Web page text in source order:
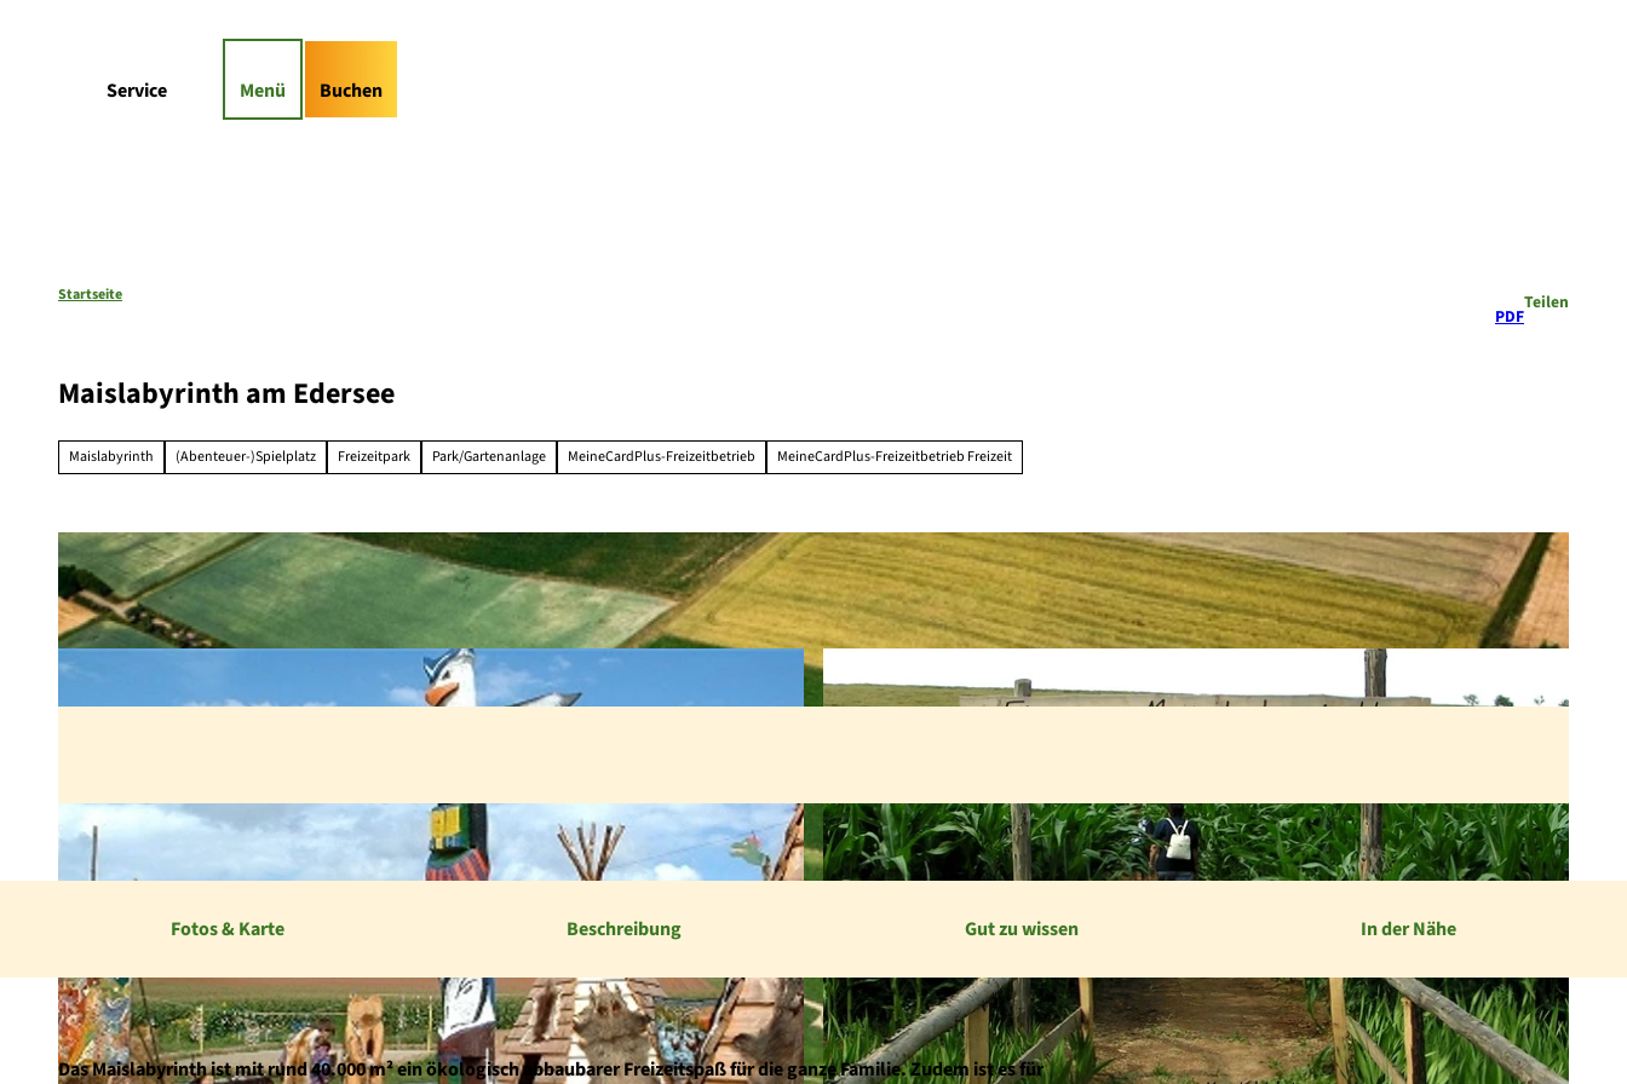
Service Menü Buchen
Startseite
PDF
Teilen
Maislabyrinth am Edersee
Maislabyrinth (Abenteuer-)Spielplatz Freizeitpark Park/Gartenanlage MeineCardPlus-Freizeitbetrieb MeineCardPlus-Freizeitbetrieb Freizeit
Fotos & Karte Beschreibung Gut zu wissen In der Nähe
Das Maislabyrinth ist mit rund 40.000 m² ein ökologisch abbaubarer Freizeit­spaß für die ganze Familie. Zudem ist es für